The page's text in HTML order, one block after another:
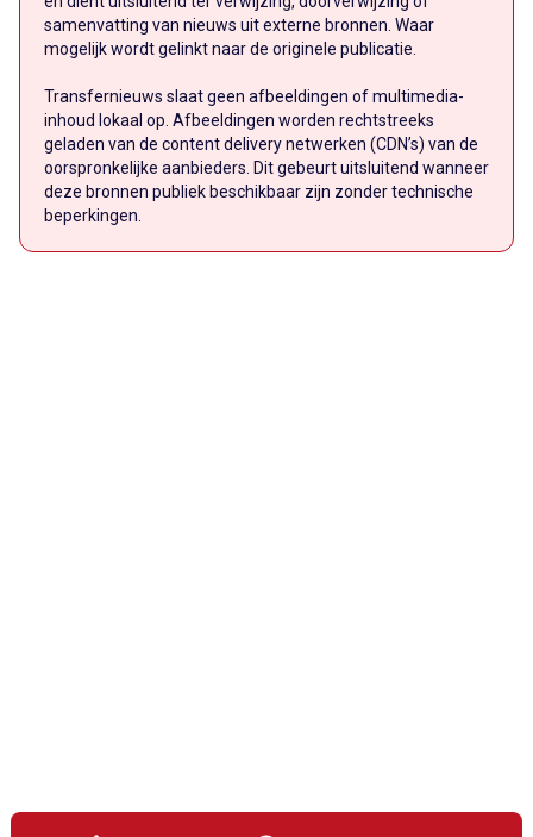
samenvatting van nieuws uit externe bronnen. Waar
mogelijk wordt gelinkt naar de originele publicatie.
Transfernieuws slaat geen afbeeldingen of multimedia-
inhoud lokaal op. Afbeeldingen worden rechtstreeks
geladen van de content delivery netwerken (CDN’s) van de
oorspronkelijke aanbieders. Dit gebeurt uitsluitend wanneer
deze bronnen publiek beschikbaar zijn zonder technische
beperkingen.